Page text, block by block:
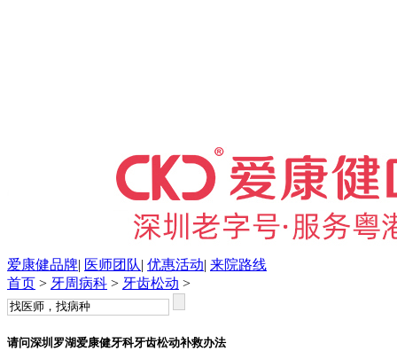
爱康健品牌| 医师团队| 优惠活动| 来院路线
首页 > 牙周病科 > 牙齿松动 >
请问深圳罗湖爱康健牙科牙齿松动补救办法